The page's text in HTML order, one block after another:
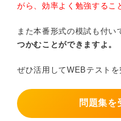
がら、効率よく勉強するこ
また本番形式の模試も付い
つかむことができますよ。
ぜひ活用してWEBテストを
問題集を